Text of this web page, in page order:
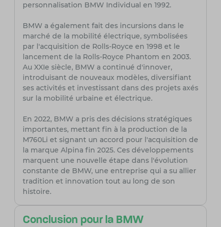
personnalisation BMW Individual en 1992.
BMW a également fait des incursions dans le
marché de la mobilité électrique, symbolisées
par l'acquisition de Rolls-Royce en 1998 et le
lancement de la Rolls-Royce Phantom en 2003.
Au XXIe siècle, BMW a continué d'innover,
introduisant de nouveaux modèles, diversifiant
ses activités et investissant dans des projets axés
sur la mobilité urbaine et électrique.
En 2022, BMW a pris des décisions stratégiques
importantes, mettant fin à la production de la
M760Li et signant un accord pour l'acquisition de
la marque Alpina fin 2025. Ces développements
marquent une nouvelle étape dans l'évolution
constante de BMW, une entreprise qui a su allier
tradition et innovation tout au long de son
histoire.
Conclusion pour la BMW